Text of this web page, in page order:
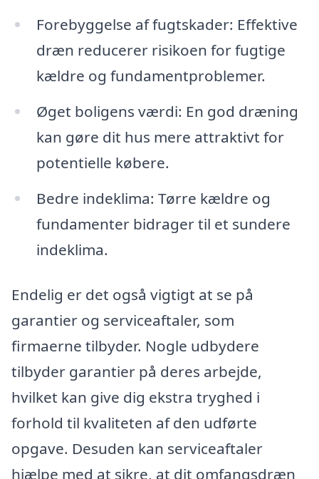
Forebyggelse af fugtskader: Effektive
dræn reducerer risikoen for fugtige
kældre og fundamentproblemer.
Øget boligens værdi: En god dræning
kan gøre dit hus mere attraktivt for
potentielle købere.
Bedre indeklima: Tørre kældre og
fundamenter bidrager til et sundere
indeklima.
Endelig er det også vigtigt at se på
garantier og serviceaftaler, som
firmaerne tilbyder. Nogle udbydere
tilbyder garantier på deres arbejde,
hvilket kan give dig ekstra tryghed i
forhold til kvaliteten af den udførte
opgave. Desuden kan serviceaftaler
hjælpe med at sikre, at dit omfangsdræn